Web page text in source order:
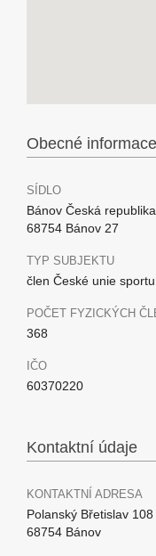
Obecné informace
SÍDLO
Bánov Česká
68754 Bánov 27
TYP SUBJEKTU
člen České unie sportu
POČET FYZICKÝCH
368
IČO
60370220
Kontaktní údaje
KONTAKTNÍ ADRESA
Polanský Břetislav 108
68754 Bánov